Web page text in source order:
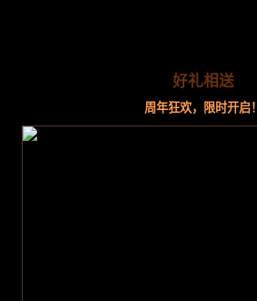
好礼相送
周年狂欢，限时开启！